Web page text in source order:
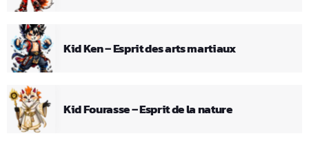
Kid Ken – Esprit des arts martiaux
Kid Fourasse – Esprit de la nature